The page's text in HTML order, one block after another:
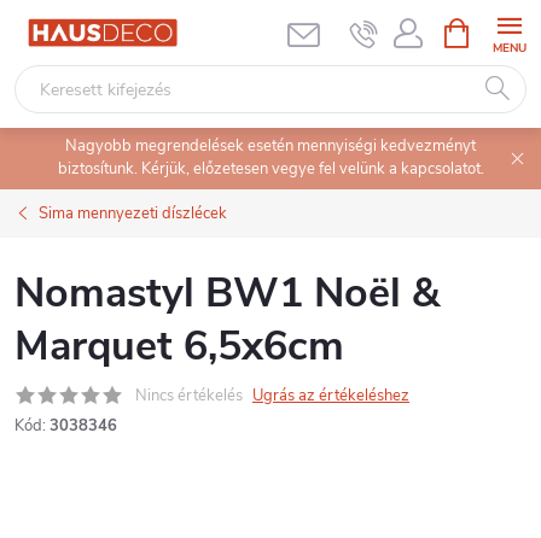
Ugrás
tartalomhoz
KOSÁR
Nagyobb megrendelések esetén mennyiségi kedvezményt
biztosítunk. Kérjük, előzetesen vegye fel velünk a kapcsolatot.
Sima mennyezeti díszlécek
Nomastyl BW1 Noël &
Marquet 6,5x6cm
Nincs értékelés Ugrás az értékeléshez
Kód: 3038346